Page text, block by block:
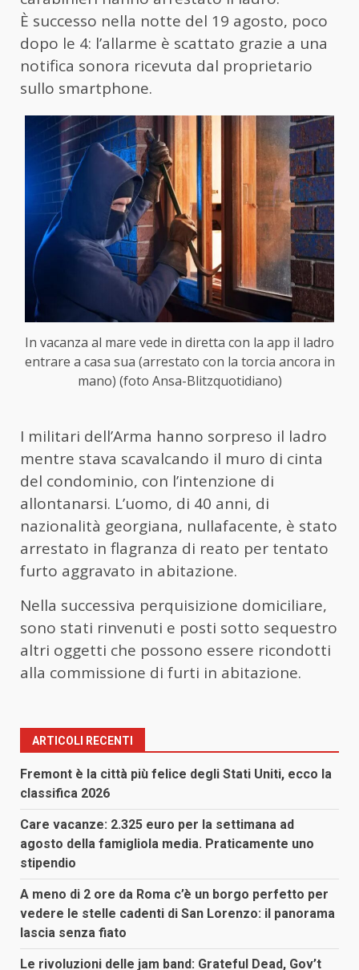
È successo nella notte del 19 agosto, poco
dopo le 4: l’allarme è scattato grazie a una
notifica sonora ricevuta dal proprietario
sullo smartphone.
In vacanza al mare vede in diretta con la app il ladro
entrare a casa sua (arrestato con la torcia ancora in
mano) (foto Ansa-Blitzquotidiano)
I militari dell’Arma hanno sorpreso il ladro
mentre stava scavalcando il muro di cinta
del condominio, con l’intenzione di
allontanarsi. L’uomo, di 40 anni, di
nazionalità georgiana, nullafacente, è stato
arrestato in flagranza di reato per tentato
furto aggravato in abitazione.
Nella successiva perquisizione domiciliare,
sono stati rinvenuti e posti sotto sequestro
altri oggetti che possono essere ricondotti
alla commissione di furti in abitazione.
ARTICOLI RECENTI
Fremont è la città più felice degli Stati Uniti, ecco la
classifica 2026
Care vacanze: 2.325 euro per la settimana ad
agosto della famigliola media. Praticamente uno
stipendio
A meno di 2 ore da Roma c’è un borgo perfetto per
vedere le stelle cadenti di San Lorenzo: il panorama
lascia senza fiato
Le rivoluzioni delle jam band: Grateful Dead, Gov’t